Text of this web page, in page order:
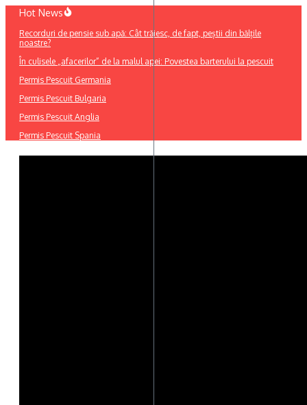
Sari
conținut
Hot News
Recorduri de pensie sub apă: Cât trăiesc, de fapt, peștii din bălțile
noastre?
În culisele „afacerilor” de la malul apei: Povestea barterului la pescuit
Permis Pescuit Germania
Permis Pescuit Bulgaria
Permis Pescuit Anglia
Permis Pescuit Spania